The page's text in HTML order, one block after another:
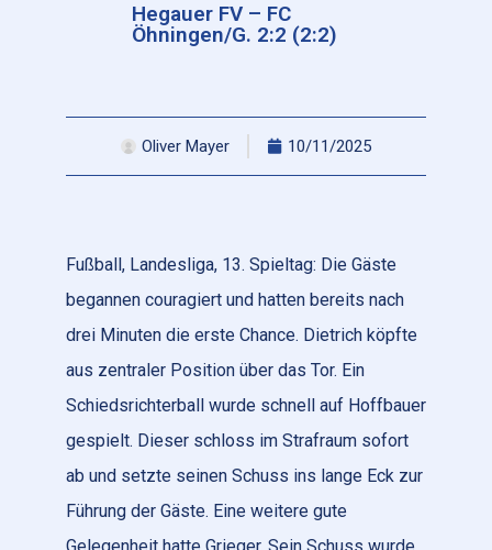
Hegauer FV – FC
Öhningen/G. 2:2 (2:2)
Oliver Mayer 10/11/2025
Fußball, Landesliga, 13. Spieltag: Die Gäste
begannen couragiert und hatten bereits nach
drei Minuten die erste Chance. Dietrich köpfte
aus zentraler Position über das Tor. Ein
Schiedsrichterball wurde schnell auf Hoffbauer
gespielt. Dieser schloss im Strafraum sofort
ab und setzte seinen Schuss ins lange Eck zur
Führung der Gäste. Eine weitere gute